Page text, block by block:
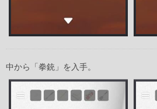
中から「拳銃」を入手。